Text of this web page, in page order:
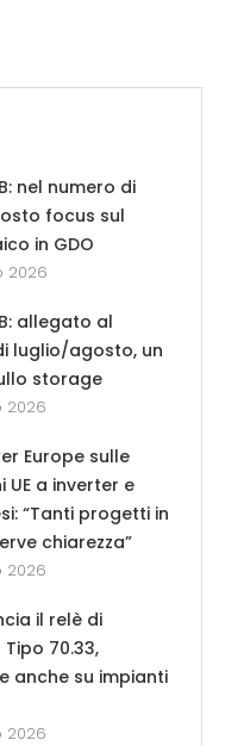
nel numero di
focus sul
in GDO
2026
allegato al
luglio/agosto, un
storage
2026
Europe sulle
UE a inverter e
“Tanti progetti in
chiarezza”
2026
il relè di
70.33,
anche su impianti
2026